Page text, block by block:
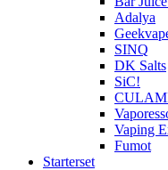
Adalya
SINQ
DK Salts
SiC!
Vaping
Fumot
Starterset